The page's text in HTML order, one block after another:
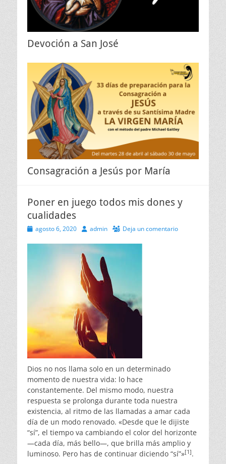
Devoción a San José
Consagración a Jesús por María
Poner en juego todos mis dones y
cualidades
Publicado
agosto 6, 2020 Autoradmin Deja un comentario
Dios no nos llama solo en un determinado
momento de nuestra vida: lo hace
constantemente. Del mismo modo, nuestra
respuesta se prolonga durante toda nuestra
existencia, al ritmo de las llamadas a amar cada
día de un modo renovado. «Desde que le dijiste
“sí”, el tiempo va cambiando el color del horizonte
—cada día, más bello—, que brilla más amplio y
luminoso. Pero has de continuar diciendo “sí”»[1].